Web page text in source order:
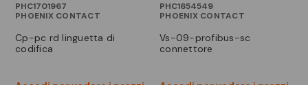
PHC1701967
PHOENIX CONTACT
cp-pc rd linguetta di
codifica
PHC1654549
PHOENIX CONTACT
vs-09-profibus-sc
connettore